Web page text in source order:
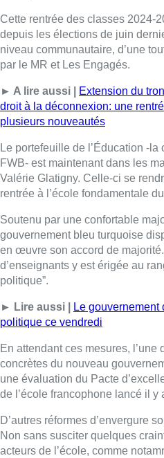
Cette rentrée des classes 2024-
depuis les élections de juin
niveau communautaire, d’une
par le MR et Les Engagés.
► A lire aussi |
Extension du
droit à la déconnexion: une
plusieurs nouveautés
Le portefeuille de l’Éducation -
FWB- est maintenant dans les
Valérie Glatigny. Celle-ci se
rentrée à l’école fondamentale
Soutenu par une confortable
gouvernement bleu turquoise
en œuvre son accord de
d’enseignants y est érigée au
politique”.
► Lire aussi |
Le gouvernement
politique ce vendredi
En attendant ces mesures,
concrètes du nouveau
une évaluation du Pacte
de l’école francophone lancé il y
D’autres réformes d’envergure
Non sans susciter quelques
acteurs de l’école, comme